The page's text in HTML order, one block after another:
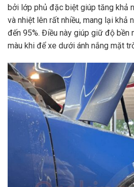
bởi lớp phủ đặc biệt giúp tăng khả
và nhiệt lên rất nhiều, mang lại khả
đến 95%. Điều này giúp giữ độ bền
màu khi để xe dưới ánh nắng mặt